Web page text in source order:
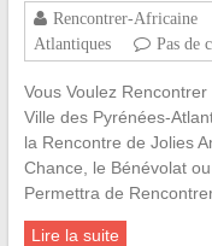
Rencontrer-Africaine
Atlantiques
Pas de
Vous Voulez
Ville des Pyrénées-
la Rencontre de Jolies
Chance, le Bénévolat
Permettra de
Lire la suite